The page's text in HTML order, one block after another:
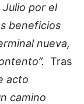
por el
beneficios
nueva,
Tras
acto
camino